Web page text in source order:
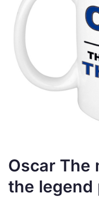
Oscar The
the legend